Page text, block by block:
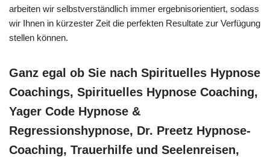
arbeiten wir selbstverständlich immer ergebnisorientiert, sodass
wir Ihnen in kürzester Zeit die perfekten Resultate zur Verfügung
stellen können.
Ganz egal ob Sie nach Spirituelles Hypnose
Coachings, Spirituelles Hypnose Coaching,
Yager Code Hypnose &
Regressionshypnose, Dr. Preetz Hypnose-
Coaching, Trauerhilfe und Seelenreisen,